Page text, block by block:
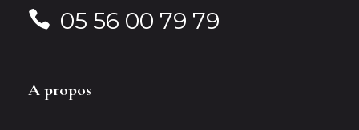
05 56 00 79 79
A propos